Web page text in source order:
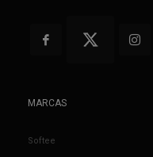
MARCAS
Softee